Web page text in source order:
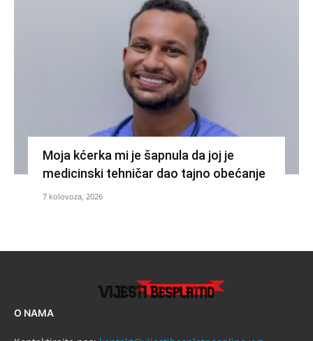
Moja kćerka mi je šapnula da joj je
medicinski tehničar dao tajno obećanje
7 kolovoza, 2026
O NAMA